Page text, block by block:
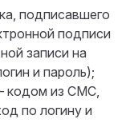
подписавшего
подписи
записи на
и пароль);
кодом из СМС,
по логину и